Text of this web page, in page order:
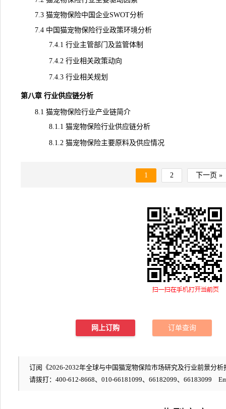
7.3 猫宠物保险中国企业SWOT分析
7.4 中国猫宠物保险行业政策环境分析
7.4.1 行业主管部门及监管体制
7.4.2 行业相关政策动向
7.4.3 行业相关规划
第八章 行业供应链分析
8.1 猫宠物保险行业产业链简介
8.1.1 猫宠物保险行业供应链分析
8.1.2 猫宠物保险主要原料及供应情况
1 2 下一页 »
网上订购 订单查询
订阅《2026-2032年全球与中国猫宠物保险市场研究及行业前景分析
请拨打：400-612-8668、010-66181099、66182099、66183099